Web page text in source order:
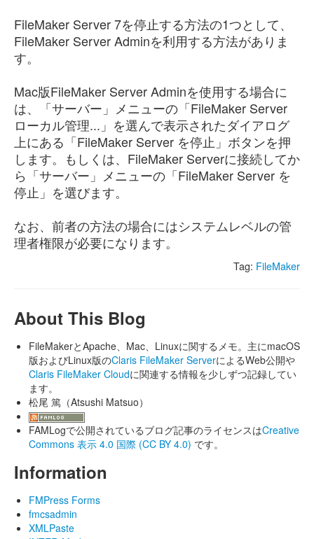
FileMaker Server 7を停止する方法の1つとして、
FileMaker Server Adminを利用する方法がありま
す。
Mac版FileMaker Server Adminを使用する場合に
は、「サーバー」メニューの「FileMaker Server
ローカル管理...」を選んで表示されたダイアログ
上にある「FileMaker Server を停止」ボタンを押
します。もしくは、FileMaker Serverに接続してか
ら「サーバー」メニューの「FileMaker Server を
停止」を選びます。
なお、前者の方法の場合にはシステムレベルの管
理者権限が必要になります。
Tag: FileMaker
About This Blog
FileMakerとApache、Mac、Linuxに関するメモ。主にmacOS
版およびLinux版のClaris FileMaker ServerによるWeb公開や
Claris FileMaker Cloudに関連する情報を少しずつ記録してい
ます。
松尾 篤（Atsushi Matsuo）
FAMLogで公開されているブログ記事のライセンスはCreative
Commons 表示 4.0 国際 (CC BY 4.0) です。
Information
FMPress Forms
fmcsadmin
XMLPaste